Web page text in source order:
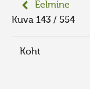
Eelmine
Kuva 143 / 554
Koht